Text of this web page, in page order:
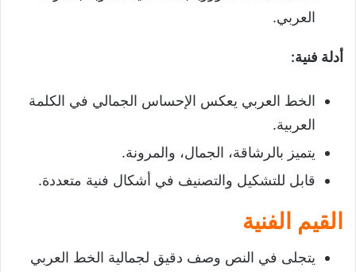
العربي.
أدلة فنية:
الخط العربي يعكس الإحساس الجمالي في الكلمة
العربية.
يتميز بالرشاقة، الجمال، والمرونة.
قابل للتشكيل والتصنيف في أشكال فنية متعددة.
القيم الفنية
يتجلى في النص وصف دقيق لجمالية الخط العربي